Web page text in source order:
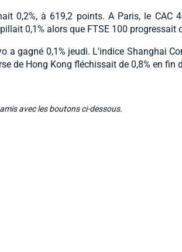
0,2%, à 619,2 points. A Paris, le CAC
0,1% alors que FTSE 100 progressait
a gagné 0,1% jeudi. L'indice Shanghai
de Hong Kong fléchissait de 0,8% en fin
avec les boutons ci-dessous.